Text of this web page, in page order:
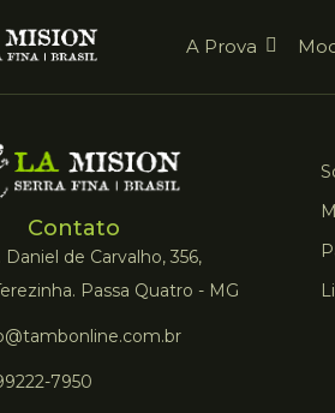
A Prova
Contato
Daniel de Carvalho, 356,
Passa Quatro - MG
7950